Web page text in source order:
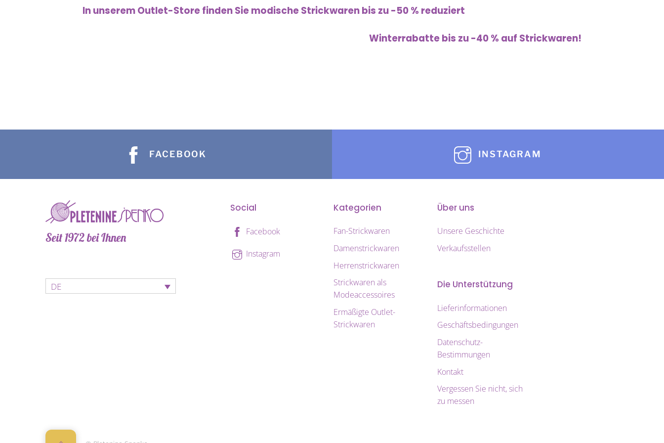
In unserem Outlet-Store finden Sie modische Strickwaren bis zu -50 % reduziert
Winterrabatte bis zu -40 % auf Strickwaren!
FACEBOOK INSTAGRAM
Seit 1972 bei Ihnen
DE
Social
Facebook
Instagram
Kategorien
Fan-Strickwaren
Damenstrickwaren
Herrenstrickwaren
Strickwaren als
Modeaccessoires
Ermäßigte Outlet-
Strickwaren
Über uns
Unsere Geschichte
Verkaufsstellen
Die Unterstützung
Lieferinformationen
Geschäftsbedingungen
Datenschutz-
Bestimmungen
Kontakt
Vergessen Sie nicht, sich
zu messen